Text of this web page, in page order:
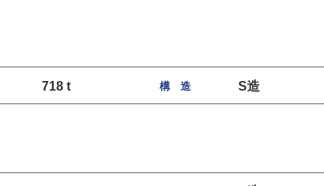
718 t 構 造 S造